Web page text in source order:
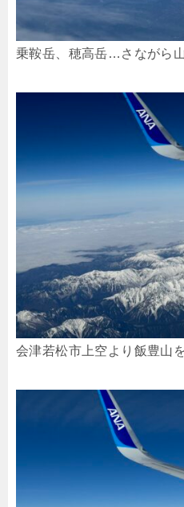
乗鞍岳、穂高岳…さながら
会津若松市上空より飯豊山